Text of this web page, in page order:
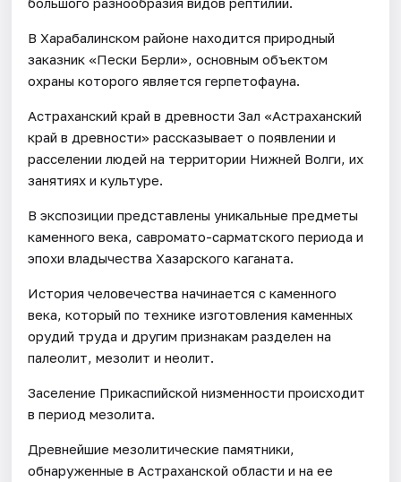
В Харабалинском районе находится природный
заказник «Пески Берли», основным объектом
охраны которого является герпетофауна.
Астраханский край в древности Зал «Астраханский
край в древности» рассказывает о появлении и
расселении людей на территории Нижней Волги, их
занятиях и культуре.
В экспозиции представлены уникальные предметы
каменного века, савромато-сарматского периода и
эпохи владычества Хазарского каганата.
История человечества начинается с каменного
века, который по технике изготовления каменных
орудий труда и другим признакам разделен на
палеолит, мезолит и неолит.
Заселение Прикаспийской низменности происходит
в период мезолита.
Древнейшие мезолитические памятники,
обнаруженные в Астраханской области и на ее